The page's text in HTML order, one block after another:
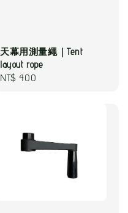
天幕用測量繩｜Tent
layout rope
Regular
NT$ 400